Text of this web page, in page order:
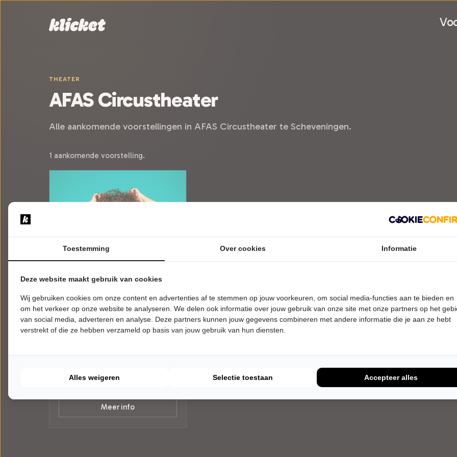
THEATER
AFAS Circustheater
Alle aankomende voorstellingen in AFAS Circustheater te Scheveningen.
1 aankomende voorstelling.
DINSDAG 13 OKTOBER 2026 • 20:00
UUR
Esther van der Voort
Mama is Boos
Meer info
Toestemming Over cookies Informatie
Deze website maakt gebruik van cookies
Wij gebruiken cookies om onze content en advertenties af te stemmen op jouw voorkeuren, om social media-functies aan te bieden en
om het verkeer op onze website te analyseren. We delen ook informatie over jouw gebruik van onze site met onze partners op het
van social media, adverteren en analyse. Deze partners kunnen jouw gegevens combineren met andere informatie die je aan ze hebt
verstrekt of die ze hebben verzameld op basis van jouw gebruik van hun diensten.
Alles weigeren Selectie toestaan Accepteer alles